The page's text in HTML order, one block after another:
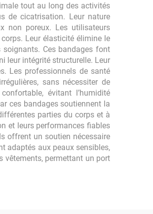
tout au long des activités
de cicatrisation. Leur nature
non poreux. Les utilisateurs
Leur élasticité élimine le
Ces bandages font
leur intégrité structurelle. Leur
Les professionnels de santé
sans nécessiter de
évitant l’humidité
ces bandages soutiennent la
parties du corps et à
et leurs performances fiables
offrent un soutien nécessaire
adaptés aux peaux sensibles,
vêtements, permettant un port